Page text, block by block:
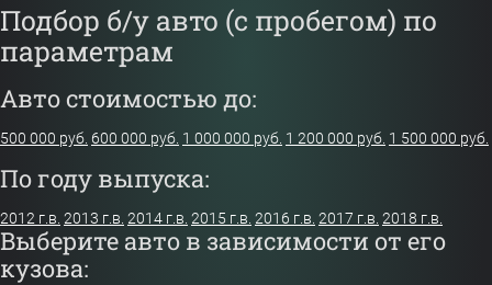
Подбор б/у авто (с пробегом) по
параметрам
Авто стоимостью до:
500 000 руб. 600 000 руб. 1 000 000 руб. 1 200 000 руб. 1 500 000 руб.
По году выпуска:
2012 г.в. 2013 г.в. 2014 г.в. 2015 г.в. 2016 г.в. 2017 г.в. 2018 г.в.
Выберите авто в зависимости от его
кузова: